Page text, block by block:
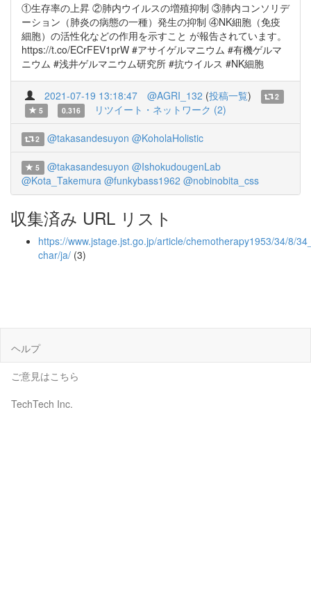
①生存率の上昇 ②肺内ウイルスの増殖抑制 ③肺内コンソリデ
ーション（肺炎の病態の一種）発生の抑制 ④NK細胞（免疫
細胞）の活性化などの作用を示すこと が報告されています。
https://t.co/ECrFEV1prW #アサイゲルマニウム #有機ゲルマ
ニウム #浅井ゲルマニウム研究所 #抗ウイルス #NK細胞
2021-07-19 13:18:47 @AGRI_132 (投稿一覧)
2
5
0.316 リツイート・ネットワーク (2)
2 @takasandesuyon @KoholaHolistic
5 @takasandesuyon @IshokudougenLab
@Kota_Takemura @funkybass1962 @nobinobita_css
収集済み URL リスト
https://www.jstage.jst.go.jp/article/chemotherapy1953/34/8/
char/ja/ (3)
ヘルプ
ご意見はこちら
TechTech Inc.